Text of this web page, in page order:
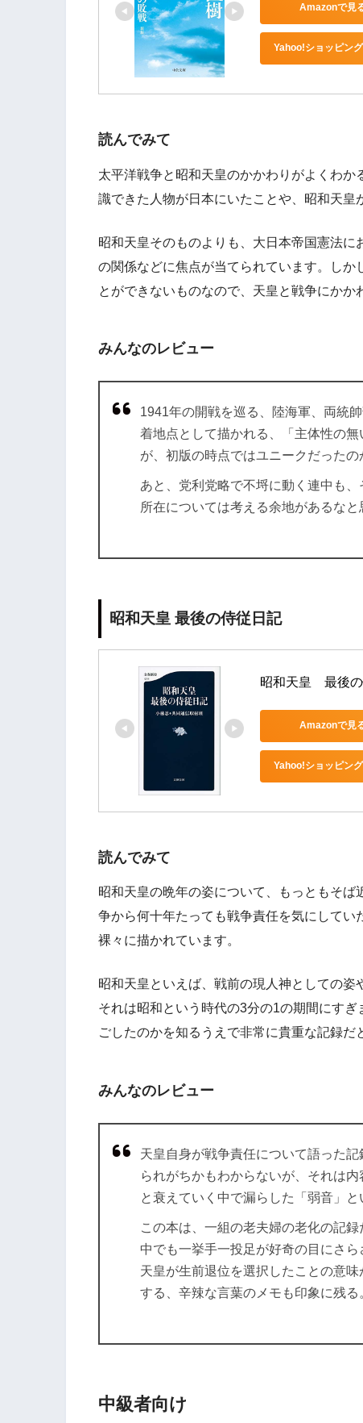
Amazonで見
Yahoo!ショッピン
読んでみて
太平洋戦争と昭和天皇のかかわりがよくわ
識できた人物が日本にいたことや、昭和天皇
昭和天皇そのものよりも、大日本帝国憲法
の関係などに焦点が当てられています。しか
とができないものなので、天皇と戦争にかか
みんなのレビュー
1941年の開戦を巡る、陸海軍、両統
着地点として描かれる、「主体性の
が、初版の時点ではユニークだったの
あと、党利党略で不埒に動く連中も
所在については考える余地があるなと
昭和天皇 最後の侍従日記
昭和天皇　最後
Amazonで見
Yahoo!ショッピン
読んでみて
昭和天皇の晩年の姿について、もっともそ
争から何十年たっても戦争責任を気にして
裸々に描かれています。
昭和天皇といえば、戦前の現人神としての姿
それは昭和という時代の3分の1の期間にす
ごしたのかを知るうえで非常に貴重な記録だ
みんなのレビュー
天皇自身が戦争責任について語った
られがちかもわからないが、それは
と衰えていく中で漏らした「弱音」と
この本は、一組の老夫婦の老化の記
中でも一挙手一投足が好奇の目にさ
天皇が生前退位を選択したことの意
する、辛辣な言葉のメモも印象に残る
中級者向け